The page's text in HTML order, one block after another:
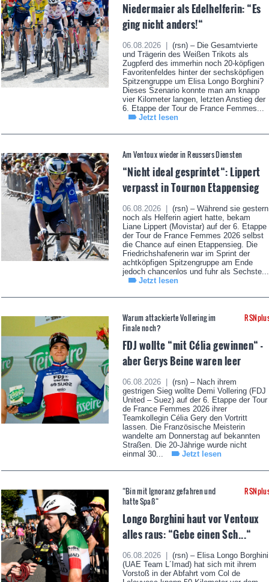
Niedermaier als Edelhelferin: “Es
ging nicht anders!“
06.08.2026 |
(rsn) – Die Gesamtvierte
und Trägerin des Weißen Trikots als
Zugpferd des immerhin noch 20-köpfigen
Favoritenfeldes hinter der sechsköpfigen
Spitzengruppe um Elisa Longo Borghini?
Dieses Szenario konnte man am knapp
vier Kilometer langen, letzten Anstieg der
6. Etappe der Tour de France Femmes...
Jetzt lesen
Am Ventoux wieder in Reussers Diensten
“Nicht ideal gesprintet“: Lippert
verpasst in Tournon Etappensieg
06.08.2026 |
(rsn) – Während sie gestern
noch als Helferin agiert hatte, bekam
Liane Lippert (Movistar) auf der 6. Etappe
der Tour de France Femmes 2026 selbst
die Chance auf einen Etappensieg. Die
Friedrichshafenerin war im Sprint der
achtköpfigen Spitzengruppe am Ende
jedoch chancenlos und fuhr als Sechste...
Jetzt lesen
Warum attackierte Vollering im
Finale noch?
FDJ wollte “mit Célia gewinnen“ -
aber Gerys Beine waren leer
06.08.2026 |
(rsn) – Nach ihrem
gestrigen Sieg wollte Demi Vollering (FDJ
United – Suez) auf der 6. Etappe der Tour
de France Femmes 2026 ihrer
Teamkollegin Célia Gery den Vortritt
lassen. Die Französische Meisterin
wandelte am Donnerstag auf bekannten
Straßen. Die 20-Jährige wurde nicht
einmal 30...
Jetzt lesen
“Bin mit Ignoranz gefahren und
hatte Spaß“
Longo Borghini haut vor Ventoux
alles raus: “Gebe einen Sch...“
06.08.2026 |
(rsn) – Elisa Longo Borghini
(UAE Team L´Imad) hat sich mit ihrem
Vorstoß in der Abfahrt vom Col de